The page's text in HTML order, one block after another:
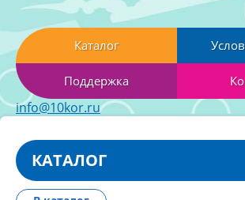
Каталог
Поддержка
info@10kor.ru
КАТАЛОГ